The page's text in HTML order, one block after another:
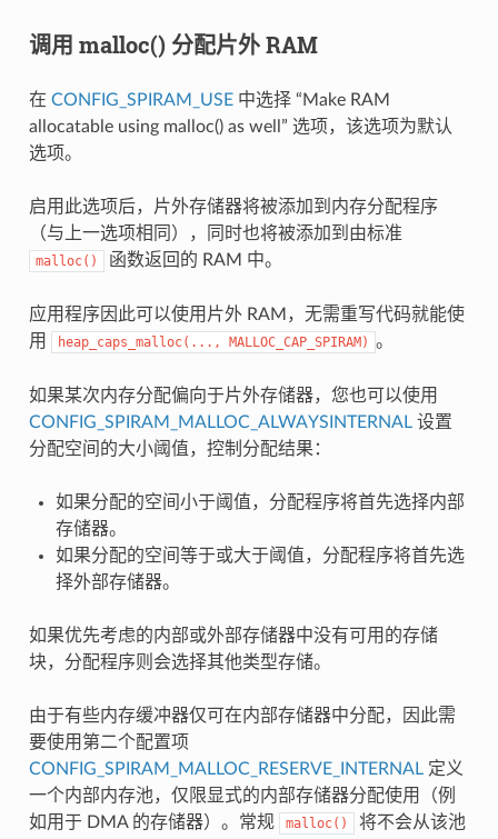
调用 malloc() 分配片外 RAM
在 CONFIG_SPIRAM_USE中选择 “Make RAM
allocatable using malloc() as well” 选项，该选项为默认
选项。
启用此选项后，片外存储器将被添加到内存分配程序
（与上一选项相同），同时也将被添加到由标准
malloc() 函数返回的 RAM 中。
应用程序因此可以使用片外 RAM，无需重写代码就能使
用
heap_caps_malloc(..., MALLOC_CAP_SPIRAM) 。
如果某次内存分配偏向于片外存储器，您也可以使用
CONFIG_SPIRAM_MALLOC_ALWAYSINTERNAL设置
分配空间的大小阈值，控制分配结果：
如果分配的空间小于阈值，分配程序将首先选择内部
存储器。
如果分配的空间等于或大于阈值，分配程序将首先选
择外部存储器。
如果优先考虑的内部或外部存储器中没有可用的存储
块，分配程序则会选择其他类型存储。
由于有些内存缓冲器仅可在内部存储器中分配，因此需
要使用第二个配置项
CONFIG_SPIRAM_MALLOC_RESERVE_INTERNAL定义
一个内部内存池，仅限显式的内部存储器分配使用（例
如用于 DMA 的存储器）。常规
malloc()
将不会从该池